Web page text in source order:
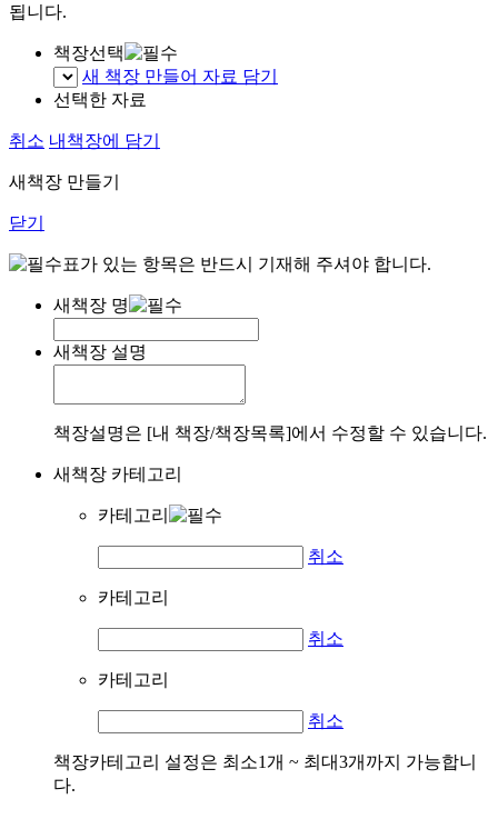
됩니다.
책장선택
새 책장 만들어 자료 담기
선택한 자료
취소 내책장에 담기
새책장 만들기
닫기
표가 있는 항목은 반드시 기재해 주셔야 합니다.
새책장 명
새책장 설명
책장설명은 [내 책장/책장목록]에서 수정할 수 있습니다.
새책장 카테고리
카테고리
취소
카테고리
취소
카테고리
취소
책장카테고리 설정은 최소1개 ~ 최대3개까지 가능합니
다.